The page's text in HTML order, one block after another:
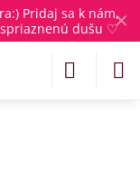
✕
:) Pridaj sa k nám,
dušu ♡